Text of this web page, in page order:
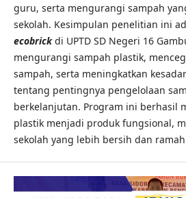
guru, serta mengurangi sampah
sekolah. Kesimpulan penelitian ini
ecobrickdi UPTD SD Negeri 16
mengurangi sampah plastik,
sampah, serta meningkatkan
tentang pentingnya pengelolaan
berkelanjutan. Program ini berhasil
plastik menjadi produk fungsional,
sekolah yang lebih bersih dan